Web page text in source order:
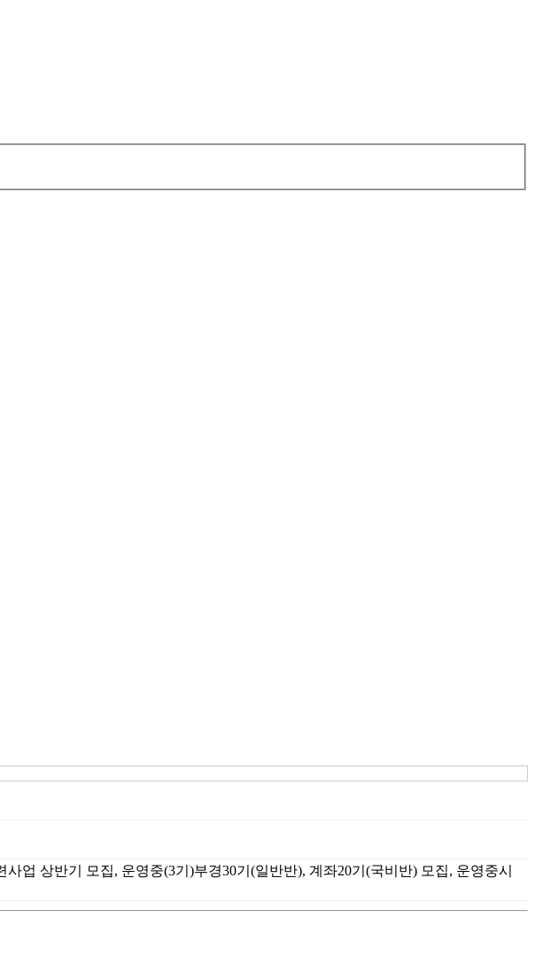
업 상반기 모집, 운영중(3기)부경30기(일반반), 계좌20기(국비반) 모집, 운영중시